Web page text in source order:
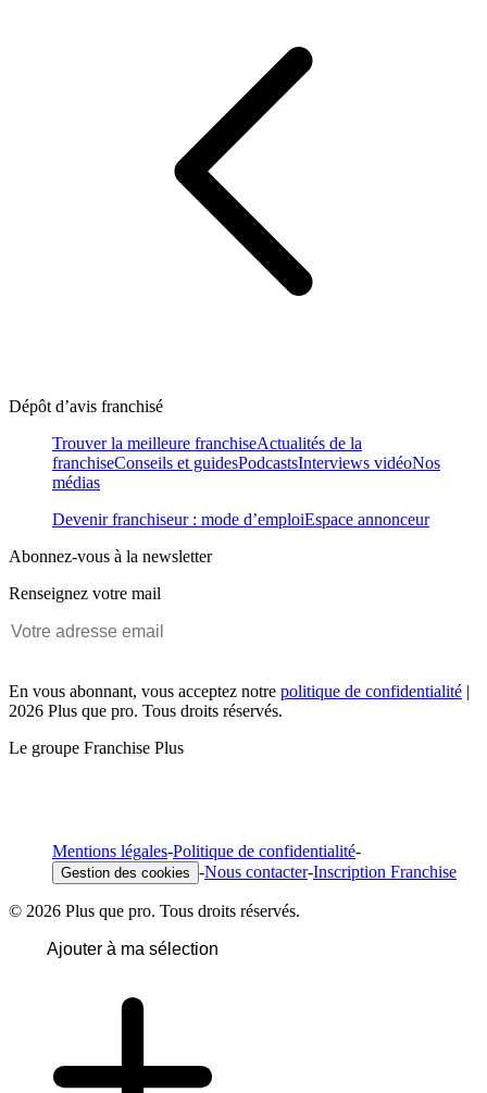
Dépôt d’avis franchisé
Trouver la meilleure franchiseActualités de la
franchiseConseils et guidesPodcastsInterviews vidéoNos
médias
Devenir franchiseur : mode d’emploiEspace annonceur
Abonnez-vous à la newsletter
Renseignez votre mail
En vous abonnant, vous acceptez notre politique de confidentialité |
2026 Plus que pro. Tous droits réservés.
Le groupe Franchise Plus
Mentions légales-Politique de confidentialité-
Gestion des cookies -Nous contacter-Inscription Franchise
© 2026 Plus que pro. Tous droits réservés.
Ajouter à ma sélection